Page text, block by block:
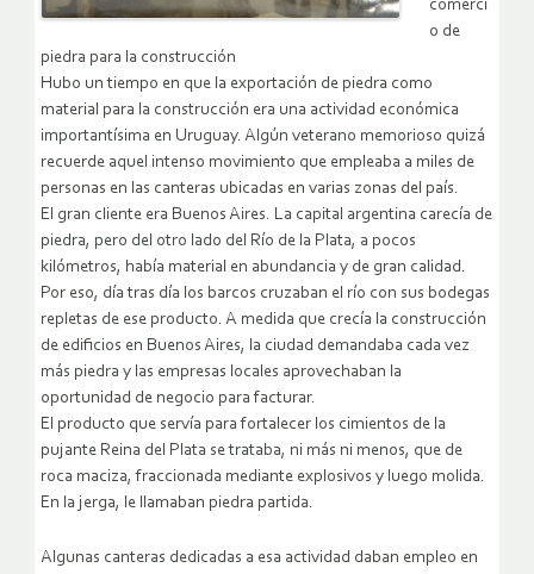
comerci
o de
piedra para la construcción
Hubo un tiempo en que la exportación de piedra como
material para la construcción era una actividad económica
importantísima en Uruguay. Algún veterano memorioso quizá
recuerde aquel intenso movimiento que empleaba a miles de
personas en las canteras ubicadas en varias zonas del país.
El gran cliente era Buenos Aires. La capital argentina carecía de
piedra, pero del otro lado del Río de la Plata, a pocos
kilómetros, había material en abundancia y de gran calidad.
Por eso, día tras día los barcos cruzaban el río con sus bodegas
repletas de ese producto. A medida que crecía la construcción
de edificios en Buenos Aires, la ciudad demandaba cada vez
más piedra y las empresas locales aprovechaban la
oportunidad de negocio para facturar.
El producto que servía para fortalecer los cimientos de la
pujante Reina del Plata se trataba, ni más ni menos, que de
roca maciza, fraccionada mediante explosivos y luego molida.
En la jerga, le llamaban piedra partida.
Algunas canteras dedicadas a esa actividad daban empleo en